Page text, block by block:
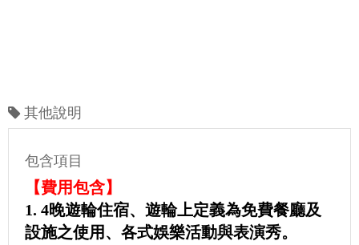
其他說明
包含項目
【費用包含】
1. 4晚遊輪住宿、 遊輪上定義為免費餐廳及
設施之使用、各式娛樂活動與表演秀。